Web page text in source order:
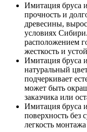
Имитация бруса
прочность и
древесины,
условиях
расположением
жесткость и
Имитация бруса
натуральный
подчеркивает
может быть
заказчика или
Имитация бруса
поверхность без
легкость